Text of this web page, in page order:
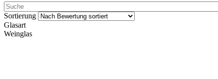
Sortierung
Glasart
Weinglas